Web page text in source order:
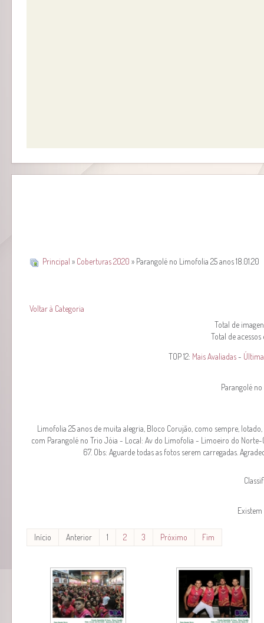
Principal » Coberturas 2020 » Parangolé no Limofolia 25 anos 18.01.20
Voltar à Categoria
Total de
Total de
TOP 12: Mais Avaliadas-
Parangolé no
Limofolia 25 anos de muita alegria, Bloco Corujão, como sempre,
com Parangolé no Trio Jóia - Local: Av do Limofolia - Limoeiro do Norte-
67. Obs: Aguarde todas as fotos serem carregadas.
Início Anterior 1 2 3 Próximo Fim